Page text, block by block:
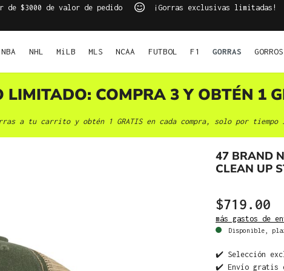
$3000 de valor de pedido ¡Gorras exclusivas limitadas!
NBA NHL MiLB MLS NCAA FUTBOL F1 GORRAS GORROS
LIMITADO: COMPRA 3 Y OBTÉN 1
a tu carrito y obtén 1 GRATIS en cada compra, solo por
47 BRAND
CLEAN UP
$719.00
más gastos de
Disponible,
✔️ Selección
✔️ Envío gratis